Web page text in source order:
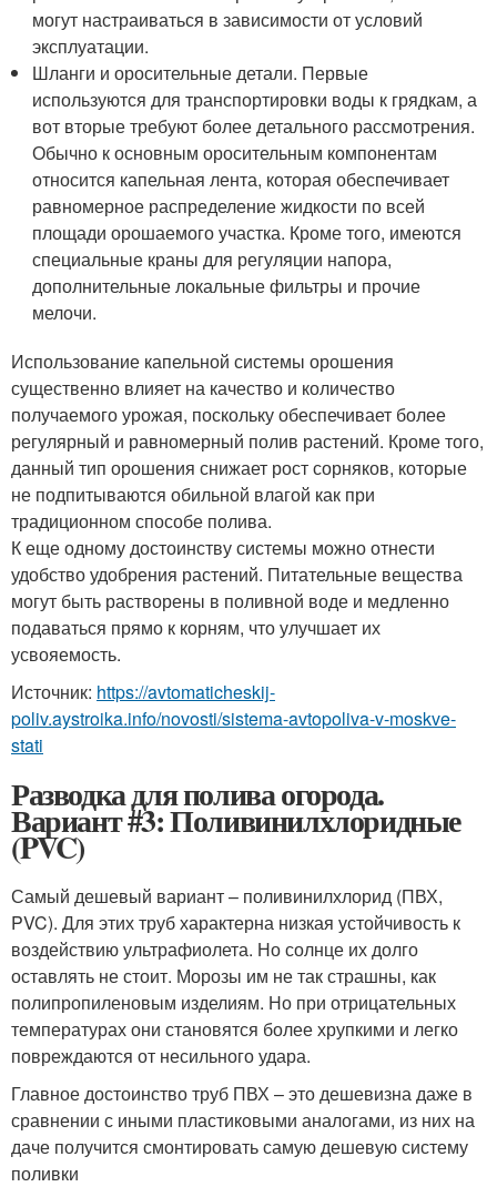
могут настраиваться в зависимости от условий
эксплуатации.
Шланги и оросительные детали. Первые
используются для транспортировки воды к грядкам, а
вот вторые требуют более детального рассмотрения.
Обычно к основным оросительным компонентам
относится капельная лента, которая обеспечивает
равномерное распределение жидкости по всей
площади орошаемого участка. Кроме того, имеются
специальные краны для регуляции напора,
дополнительные локальные фильтры и прочие
мелочи.
Использование капельной системы орошения
существенно влияет на качество и количество
получаемого урожая, поскольку обеспечивает более
регулярный и равномерный полив растений. Кроме того,
данный тип орошения снижает рост сорняков, которые
не подпитываются обильной влагой как при
традиционном способе полива.
К еще одному достоинству системы можно отнести
удобство удобрения растений. Питательные вещества
могут быть растворены в поливной воде и медленно
подаваться прямо к корням, что улучшает их
усвояемость.
Источник: https://avtomaticheskij-
poliv.aystroika.info/novosti/sistema-avtopoliva-v-moskve-
stati
Разводка для полива огорода.
Вариант #3: Поливинилхлоридные
(PVC)
Самый дешевый вариант – поливинилхлорид (ПВХ,
PVC). Для этих труб характерна низкая устойчивость к
воздействию ультрафиолета. Но солнце их долго
оставлять не стоит. Морозы им не так страшны, как
полипропиленовым изделиям. Но при отрицательных
температурах они становятся более хрупкими и легко
повреждаются от несильного удара.
Главное достоинство труб ПВХ – это дешевизна даже в
сравнении с иными пластиковыми аналогами, из них на
даче получится смонтировать самую дешевую систему
поливки